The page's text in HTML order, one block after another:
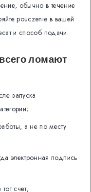
обычно в течение
pouczenie в вашей
и способ подачи.
ломают
запуска
а не по месту
электронная подпись
счет;